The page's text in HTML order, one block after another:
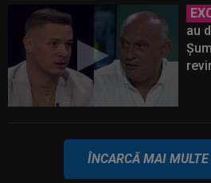
au
ÎNCARCĂ MAI